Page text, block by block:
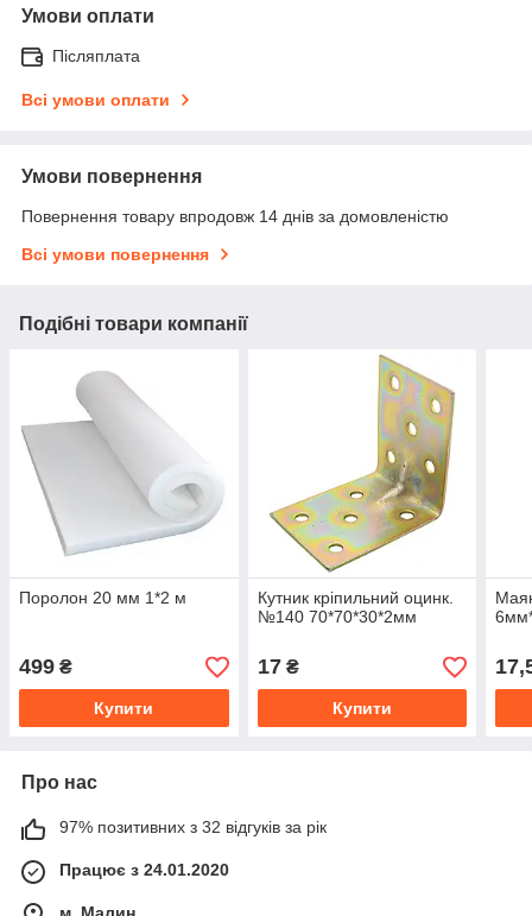
Умови оплати
Післяплата
Всі умови оплати
Умови повернення
Повернення товару впродовж 14 днів за домовленістю
Всі умови повернення
Подібні товари компанії
Поролон 20 мм 1*2 м
499 ₴
Купити
Кутник кріпильний оцинк.
№140 70*70*30*2мм
17₴
Купити
Про нас
97% позитивних з 32 відгуків за рік
Працює з 24.01.2020